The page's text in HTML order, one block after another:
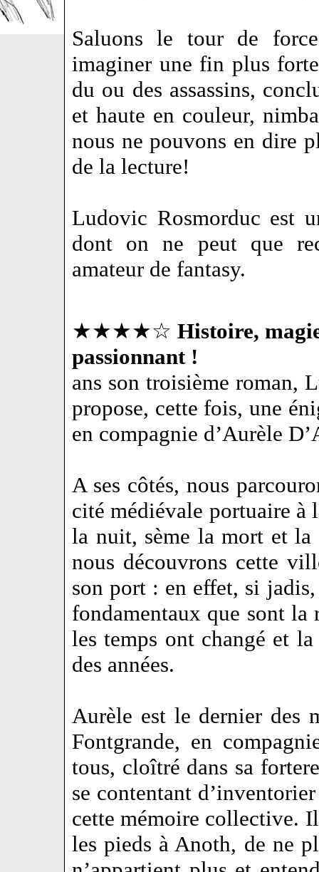
Saluons le tour de
imaginer une fin plus
du ou des assassins,
et haute en couleur,
nous ne pouvons en dire
de la lecture!
Ludovic Rosmorduc est
dont on ne peut que
amateur de fantasy.
★★★★☆ Histoire,
passionnant !
ans son troisième roman,
propose, cette fois, une
en compagnie d’Aurèle
A ses côtés, nous
cité médiévale portuaire à
la nuit, sème la mort et la
nous découvrons cette
son port : en effet, si
fondamentaux que sont
les temps ont changé et
des années.
Aurèle est le dernier des
Fontgrande, en
tous, cloîtré dans sa
se contentant
cette mémoire collective.
les pieds à Anoth, de ne